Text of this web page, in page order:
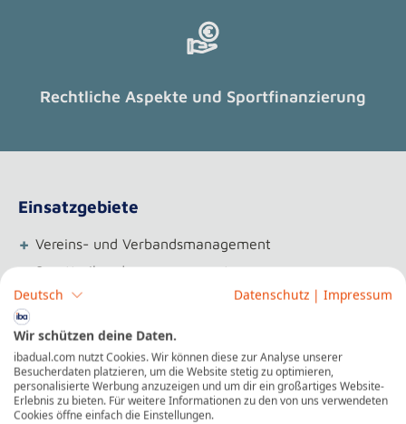
Rechtliche Aspekte und Sportfinanzierung
Einsatzgebiete
+ Vereins- und Verbandsmanagement
+ Sporttreibendenmanagement
+ Sportstättenmanagement
+
+ Kommunikation und Öffentlichkeitsarbeit
+ Eventmanagement
+ Marketing und Sponsoring
Deutsch Datenschutz | Impressum
Wir schützen deine Daten.
ibadual.com nutzt Cookies. Wir können diese zur Analyse unserer
Besucherdaten platzieren, um die Website stetig zu optimieren,
personalisierte Werbung anzuzeigen und um dir ein großartiges Website-
Erlebnis zu bieten. Für weitere Informationen zu den von uns verwendeten
Cookies öffne einfach die Einstellungen.